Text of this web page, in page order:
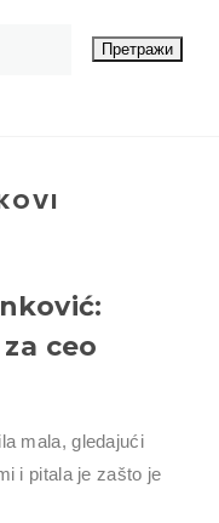
ceo
mala, gledajući
i pitala je zašto je